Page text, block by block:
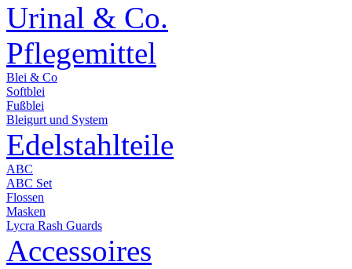
Urinal & Co.
Pflegemittel
Blei & Co
Softblei
Fußblei
Bleigurt und System
Edelstahlteile
ABC
ABC Set
Flossen
Masken
Lycra Rash Guards
Accessoires